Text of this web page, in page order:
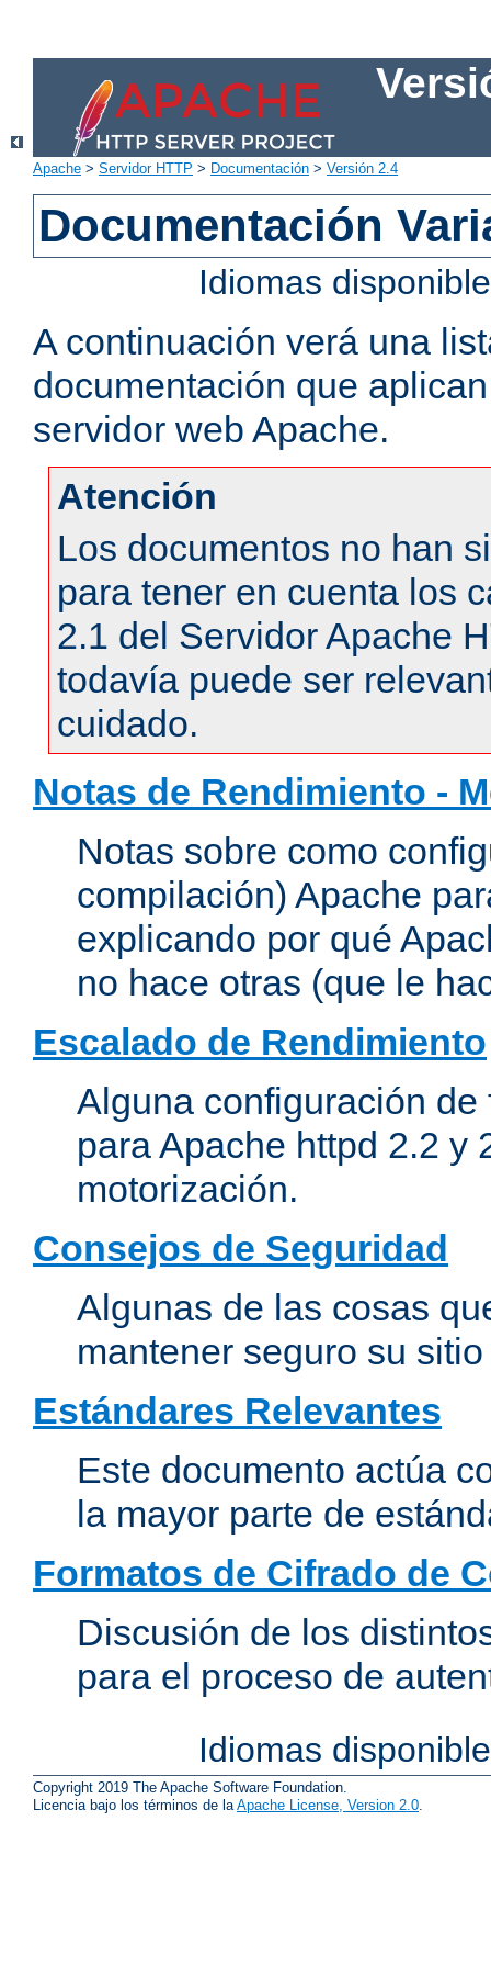
Apache > Servidor HTTP > Documentación > Versión 2.4
Documentación
Idiomas
A continuación verá una
documentación que
servidor web Apache.
Atención
Los documentos no han
para tener en cuenta los
2.1 del Servidor Apache
todavía puede ser
cuidado.
Notas de Rendimiento -
Notas sobre como
compilación) Apache
explicando por qué
no hace otras (que le
Escalado de Rendimiento
Alguna configuración
para Apache httpd 2.2 y
motorización.
Consejos de Seguridad
Algunas de las cosas
mantener seguro su
Estándares Relevantes
Este documento actúa
la mayor parte de
Formatos de Cifrado de
Discusión de los
para el proceso de
Idiomas
Copyright 2019 The Apache Software Foundation.
Licencia bajo los términos de la Apache License, Version 2.0